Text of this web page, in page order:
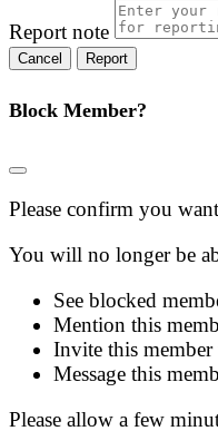
Report note
Report
Block Member?
Please confirm you
You will no longer be
See blocked
Mention this
Invite this
Message this
Please allow a few